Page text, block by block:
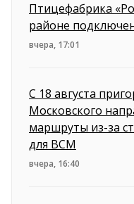
Птицефабрика
районе
вчера, 17:01
С 18 августа
Московского
маршруты из-за
для ВСМ
вчера, 16:40